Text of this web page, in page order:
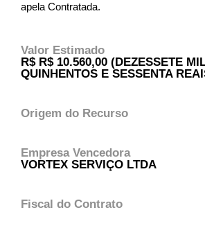
apela Contratada.
Valor Estimado
R$ R$ 10.560,00 (DEZESSETE
QUINHENTOS E SESSENTA
Origem do Recurso
Empresa Vencedora
VORTEX SERVIÇO LTDA
Fiscal do Contrato